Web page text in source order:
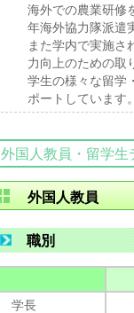
海外での農業研修
年海外協力隊派遣
また学内で実施さ
力向上のための取
学生の様々な留学
ポートしています。
外国人教員・留学生
外国人教員
職別
学長